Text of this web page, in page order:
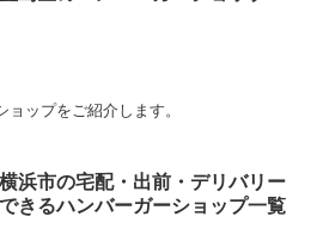
ップをご紹介します。
横浜市の宅配・出前・デリバリー
できるハンバーガーショップ一覧